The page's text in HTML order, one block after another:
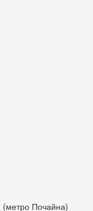
Почайна)